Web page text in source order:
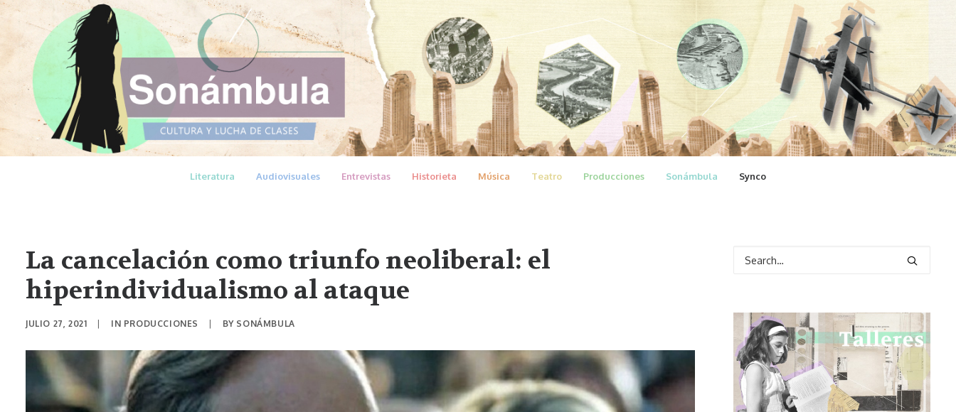
Literatura Audiovisuales Entrevistas Historieta Música Teatro Producciones Sonámbula Synco
La cancelación como triunfo neoliberal: el
hiperindividualismo al ataque
JULIO 27, 2021 IN PRODUCCIONES BY SONÁMBULA